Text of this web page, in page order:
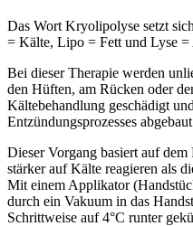
Das Wort Kryolipolyse setzt
= Kälte, Lipo = Fett und Lyse =
Bei dieser Therapie werden
den Hüften, am Rücken oder
Kältebehandlung geschädigt
Entzündungsprozesses
Dieser Vorgang basiert auf
stärker auf Kälte reagieren als
Mit einem Applikator
durch ein Vakuum in das
Schrittweise auf 4°C runter